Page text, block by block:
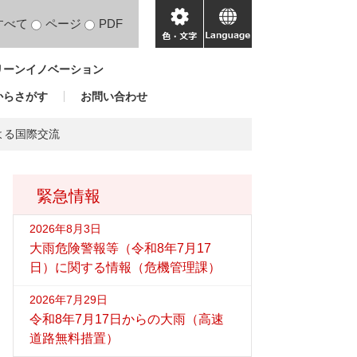
べて ページ PDF
色・
文
language
ンイノベーション
らさがす お問い合わせ
る国際交流
緊急情報
2026年8月3日
大雨危険警報等（令和8年7月17
日）に関する情報（危機管理課）
2026年7月29日
令和8年7月17日からの大雨（高速
道路無料措置）